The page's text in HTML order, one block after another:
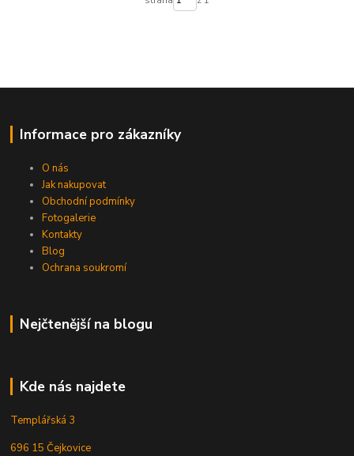
Informace pro zákazníky
O nás
Jak nakupovat
Obchodní podmínky
Fotogalerie
Kontakty
Blog
Ochrana soukromí
Nejčtenější na blogu
Kde nás najdete
Templářská 3
696 15 Čejkovice